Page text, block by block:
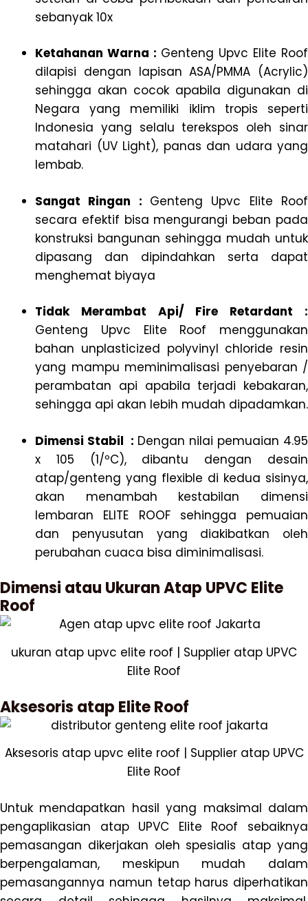
sebanyak 10x
Ketahanan Warna : Genteng Upvc Elite Roof
dilapisi dengan lapisan ASA/PMMA (Acrylic)
sehingga akan cocok apabila digunakan di
Negara yang memiliki iklim tropis seperti
Indonesia yang selalu terekspos oleh sinar
matahari (UV Light), panas dan udara yang
lembab.
Sangat Ringan : Genteng Upvc Elite Roof
secara efektif bisa mengurangi beban pada
konstruksi bangunan sehingga mudah untuk
dipasang dan dipindahkan serta dapat
menghemat biyaya
Tidak Merambat Api/ Fire Retardant :
Genteng Upvc Elite Roof menggunakan
bahan unplasticized polyvinyl chloride resin
yang mampu meminimalisasi penyebaran /
perambatan api apabila terjadi kebakaran,
sehingga api akan lebih mudah dipadamkan.
Dimensi Stabil : Dengan nilai pemuaian 4.95
x 105 (1/ºC), dibantu dengan desain
atap/genteng yang flexible di kedua sisinya,
akan menambah kestabilan dimensi
lembaran ELITE ROOF sehingga pemuaian
dan penyusutan yang diakibatkan oleh
perubahan cuaca bisa diminimalisasi.
Dimensi atau Ukuran Atap UPVC Elite
Roof
ukuran atap upvc elite roof | Supplier atap UPVC
Elite Roof
Aksesoris atap Elite Roof
Aksesoris atap upvc elite roof | Supplier atap UPVC
Elite Roof
Untuk mendapatkan hasil yang maksimal dalam
pengaplikasian atap UPVC Elite Roof sebaiknya
pemasangan dikerjakan oleh spesialis atap yang
berpengalaman, meskipun mudah dalam
pemasangannya namun tetap harus diperhatikan